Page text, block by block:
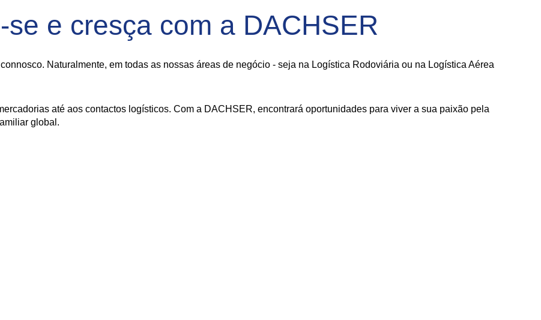
se e cresça com a DACHSER
Naturalmente, em todas as nossas áreas de negócio - seja na Logística Rodoviária ou na Logística Aérea
até aos contactos logísticos. Com a DACHSER, encontrará oportunidades para viver a sua paixão pela
global.